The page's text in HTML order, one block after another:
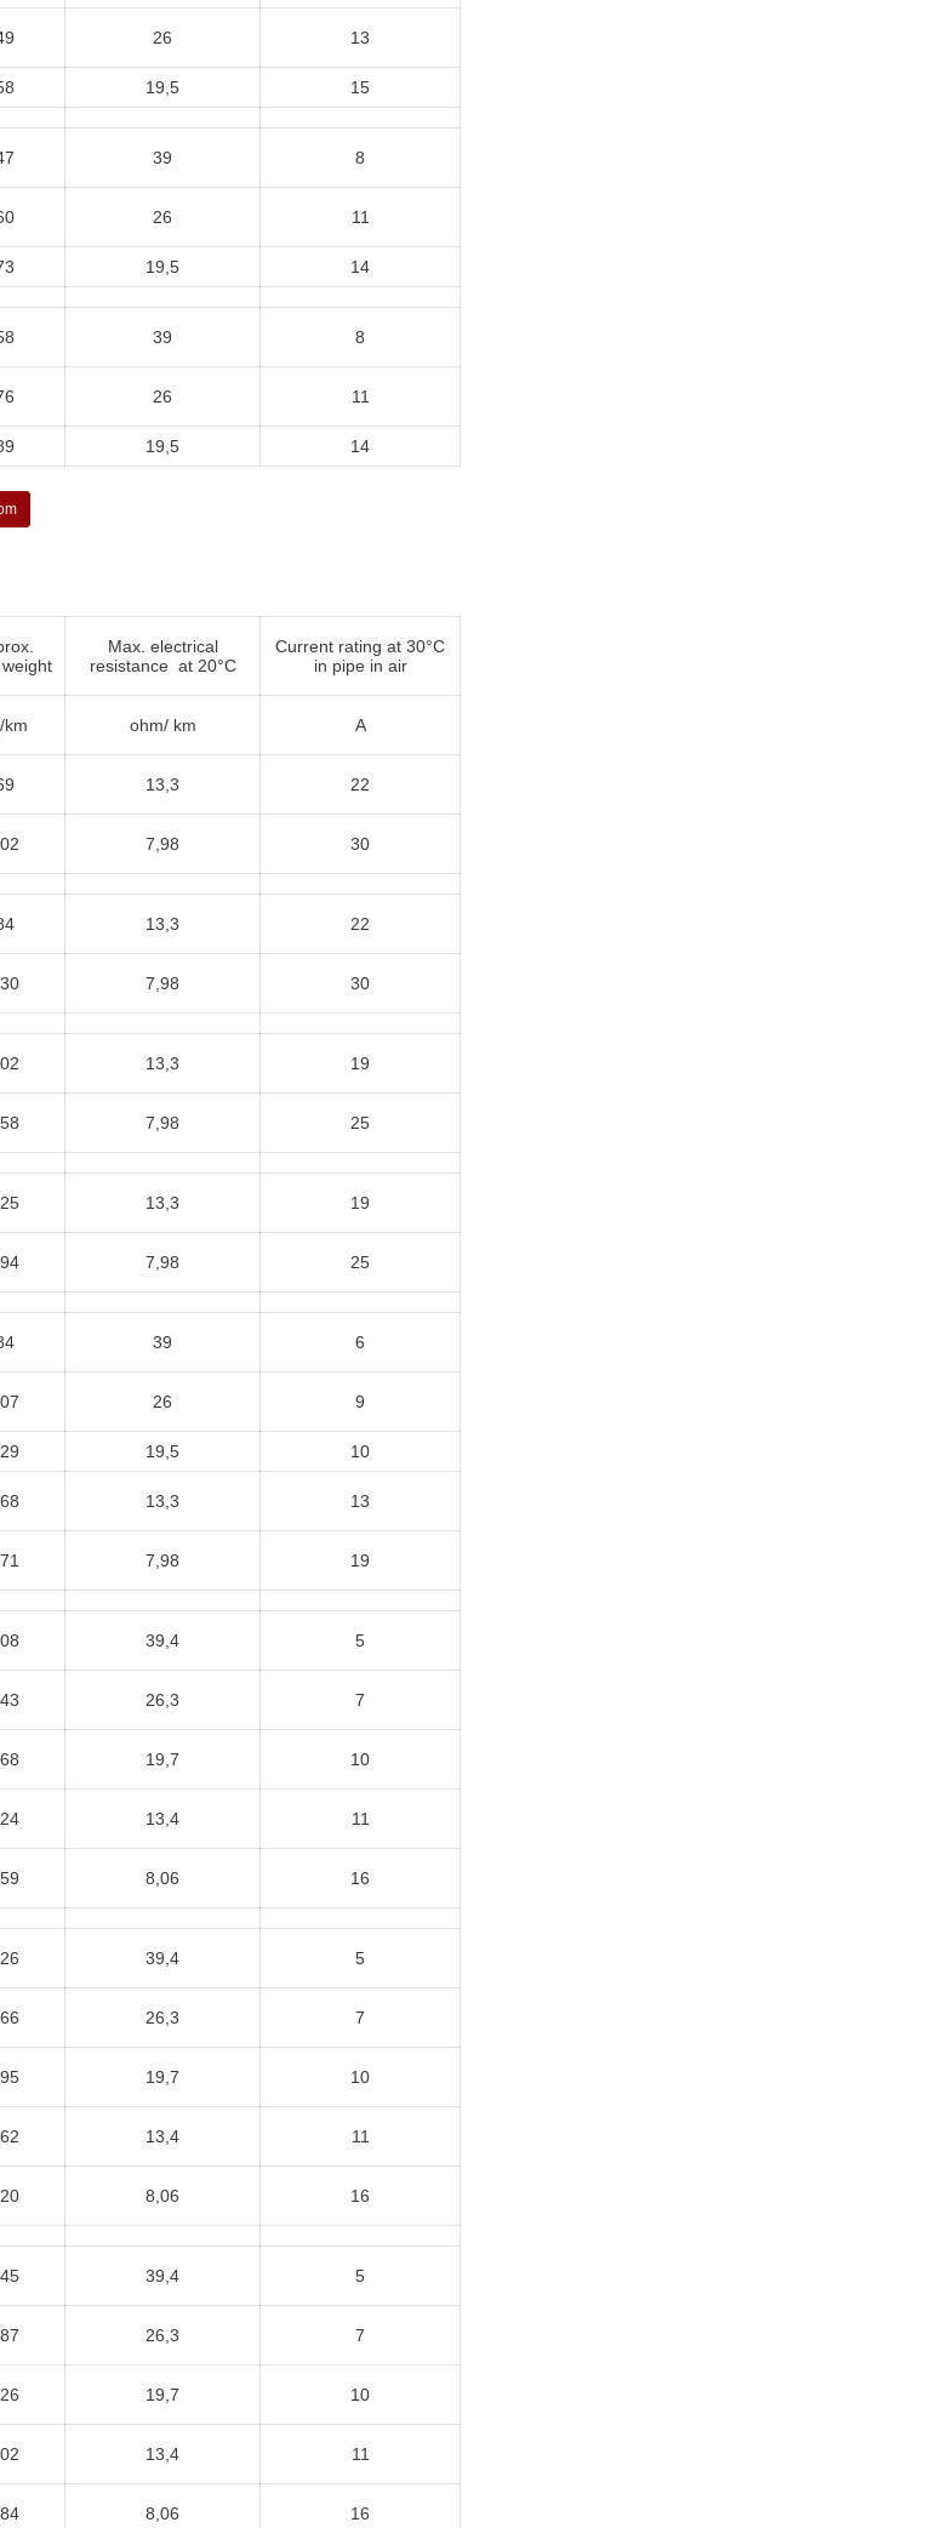
26 13
19,5 15
39 8
26 11
19,5 14
39 8
26 11
19,5 14
Max. electrical
resistance at 20°C
Current rating at 30°C
in pipe in air
km ohm/ km A
13,3 22
7,98 30
13,3 22
7,98 30
13,3 19
7,98 25
13,3 19
7,98 25
39 6
26 9
19,5 10
13,3 13
7,98 19
39,4 5
26,3 7
19,7 10
13,4 11
8,06 16
39,4 5
26,3 7
19,7 10
13,4 11
8,06 16
39,4 5
26,3 7
19,7 10
13,4 11
8,06 16